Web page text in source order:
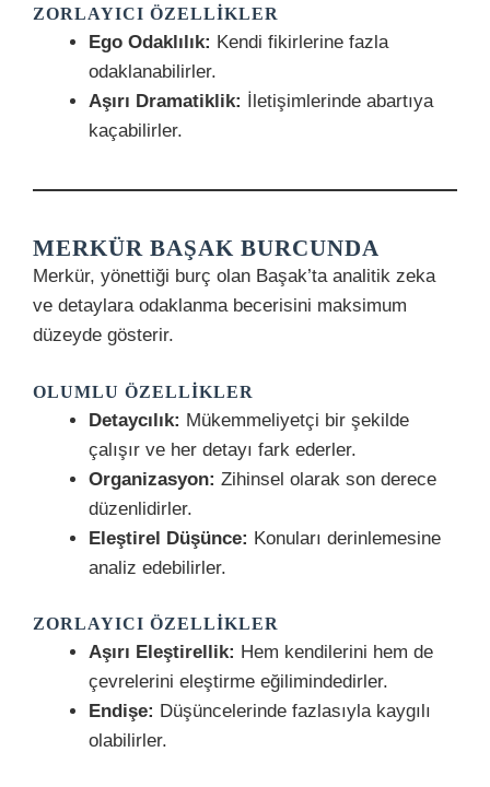
ZORLAYICI ÖZELLIKLER
Ego Odaklılık: Kendi fikirlerine fazla
odaklanabilirler.
Aşırı Dramatiklik: İletişimlerinde abartıya
kaçabilirler.
MERKÜR BAŞAK BURCUNDA
Merkür, yönettiği burç olan Başak’ta analitik zeka
ve detaylara odaklanma becerisini maksimum
düzeyde gösterir.
OLUMLU ÖZELLIKLER
Detaycılık: Mükemmeliyetçi bir şekilde
çalışır ve her detayı fark ederler.
Organizasyon: Zihinsel olarak son derece
düzenlidirler.
Eleştirel Düşünce: Konuları derinlemesine
analiz edebilirler.
ZORLAYICI ÖZELLIKLER
Aşırı Eleştirellik: Hem kendilerini hem de
çevrelerini eleştirme eğilimindedirler.
Endişe: Düşüncelerinde fazlasıyla kaygılı
olabilirler.